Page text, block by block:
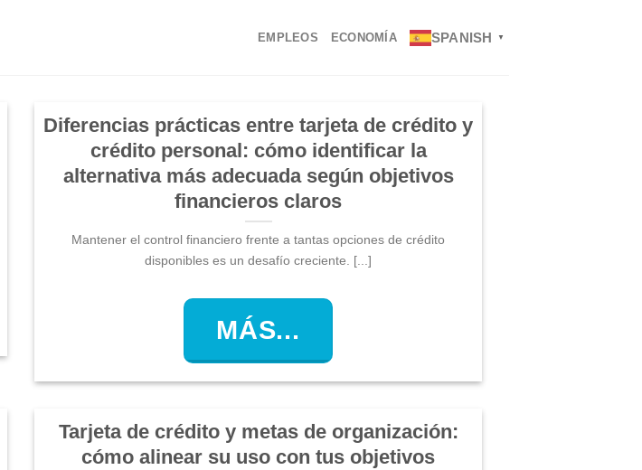
EMPLEOS ECONOMÍA SPANISH ▼
Diferencias prácticas entre tarjeta de crédito y
crédito personal: cómo identificar la
alternativa más adecuada según objetivos
financieros claros
Mantener el control financiero frente a tantas opciones de crédito
disponibles es un desafío creciente. [...]
MÁS...
Tarjeta de crédito y metas de organización:
cómo alinear su uso con tus objetivos